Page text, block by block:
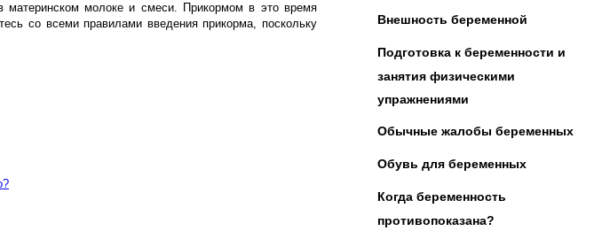
Внешность беременной
Подготовка к беременности и
занятия физическими
упражнениями
Обычные жалобы беременных
Обувь для беременных
Когда беременность
противопоказана?
материнском молоке и смеси. Прикормом в это время
со всеми правилами введения прикорма, поскольку